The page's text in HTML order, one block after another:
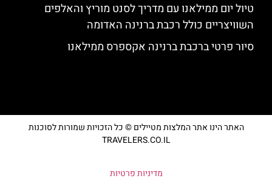
טיול יום ממילאנו עם מדריך לסנט מוריץ והאלפים
השוויצריים כולל רכבת ברנינה האדומה
סיור פרטי ברכבת ברנינה אקספרס ממילאנו
האתר הינו אתר המלצות מטיילים © כל הזכויות שמורות לסוכנות
TRAVELERS.CO.IL
מדיניות פרטיות